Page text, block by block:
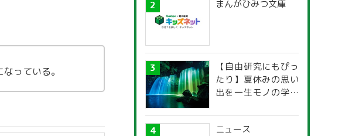
っている。
まんがひみつ文庫
【自由研究にもぴっ
たり】夏休みの思い
出を一生モノの学び
探究ガイド
ニュース